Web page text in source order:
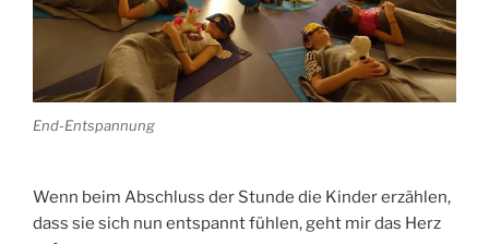
End-Entspannung
Wenn beim Abschluss der Stunde die Kinder erzählen,
dass sie sich nun entspannt fühlen, geht mir das Herz